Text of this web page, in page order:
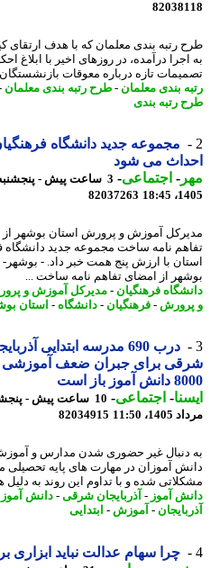
رتبه بندی معلمان که با هدف ارتقای
درآمده، در روزهای اخیر با ابلاغ
تازه درباره معوقات بازنشستگان ...
بندی معلمان-طرح رتبه بندی معلمان-
رتبه بندی
مجموعه جدید دانشگاه فرهنگیان
می شود
-اجتماعی-
3
82037263
آموزش و پرورش استان بوشهر از
نامه ساخت مجموعه جدید دانشگاه
با ارزش پنج همت خبر داد. - بوشهر-
از امضای تفاهم نامه ساخت ...
فرهنگیان-مدیرکل آموزش و پرورش
-فرهنگیان-دانشگاه-استان بوشهر
درب 690 مدرسه ابتدایی آذربایجان
برای جبران ضعف آموزشی به
باز است
-اجتماعی-
10
11:50
82034915
غیر حضوری شدن مدارس و آموزش
آموزان در مهارت های پایه تحصیلی مثل
شده و با تداوم این روند به دلیل
آموز -آذربایجان شرقی-دانش آموزان-
-آموزش-ابتدایی
چرا سهام عدالت نباید ابزاری